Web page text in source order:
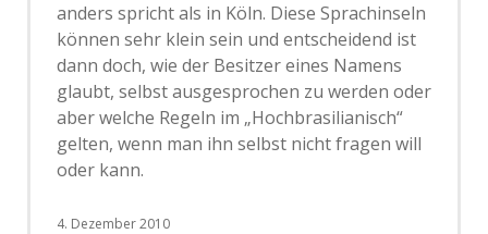
anders spricht als in Köln. Diese Sprachinseln
können sehr klein sein und entscheidend ist
dann doch, wie der Besitzer eines Namens
glaubt, selbst ausgesprochen zu werden oder
aber welche Regeln im „Hochbrasilianisch“
gelten, wenn man ihn selbst nicht fragen will
oder kann.
4. Dezember 2010